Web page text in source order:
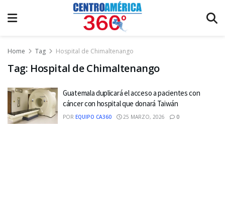
Home Tag Hospital de Chimaltenango
Tag: Hospital de Chimaltenango
Guatemala duplicará el acceso a pacientes con
cáncer con hospital que donará Taiwán
POR EQUIPO CA360 25 MARZO, 2026 0